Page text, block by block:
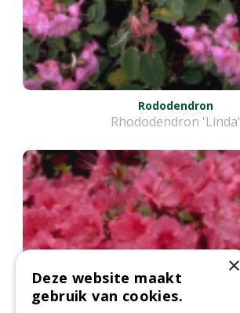
Rododendron
Rhododendron 'Linda'
×
Deze website maakt
gebruik van cookies.